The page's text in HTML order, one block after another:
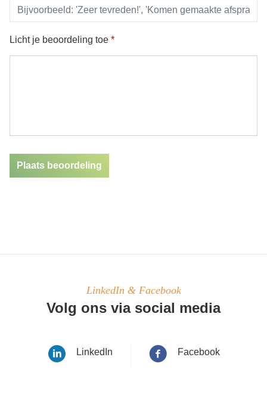
Licht je beoordeling toe *
Plaats beoordeling
LinkedIn & Facebook
Volg ons via social media
LinkedIn Facebook